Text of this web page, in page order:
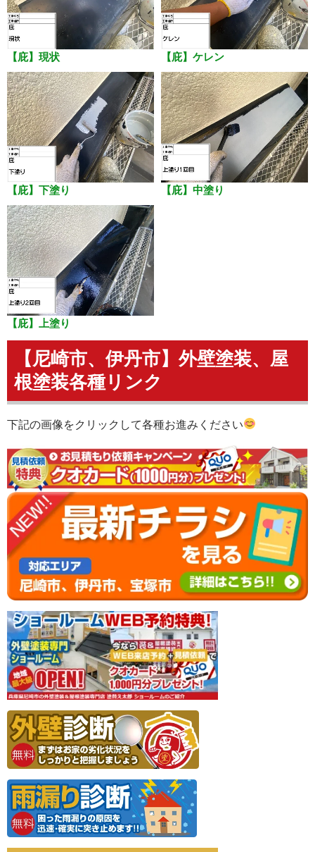
【庇】現状 【庇】ケレン
【庇】下塗り 【庇】中塗り
【庇】上塗り
【尼崎市、伊丹市】外壁塗装、屋
根塗装各種リンク
下記の画像をクリックして各種お進みください